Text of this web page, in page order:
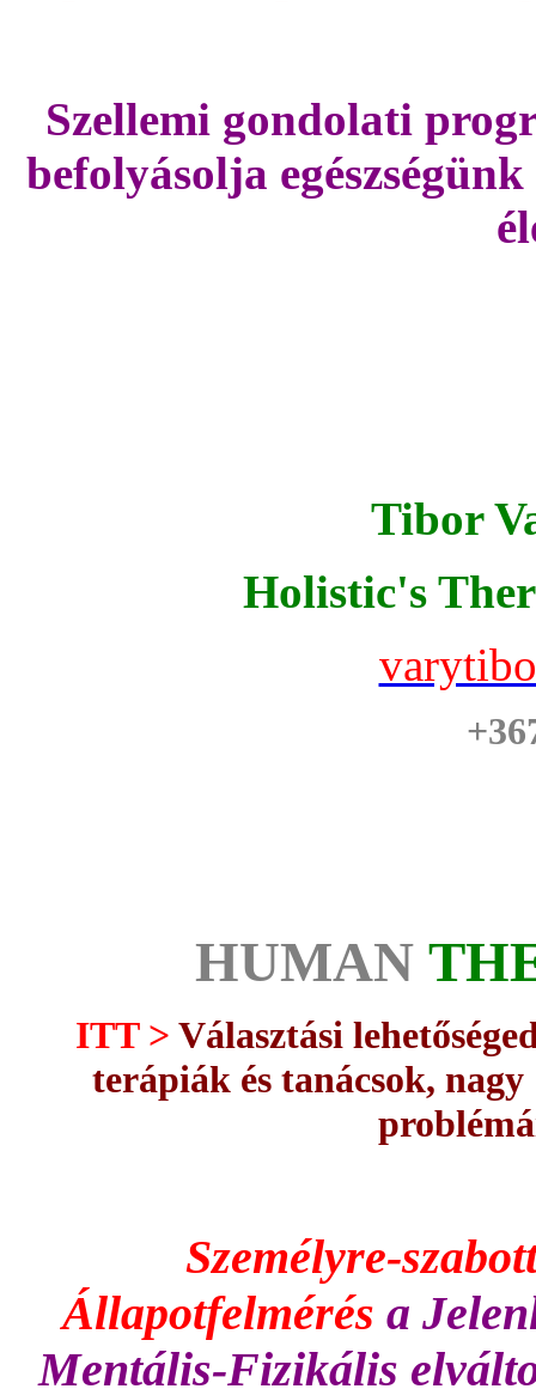
Szellemi gondolati
befolyásolja
Tibor
Holistic's
HUMAN
ITT > Választási
terápiák és tanácsok,
Személyre-
Állapotfelmérés a
Mentális-Fizikális